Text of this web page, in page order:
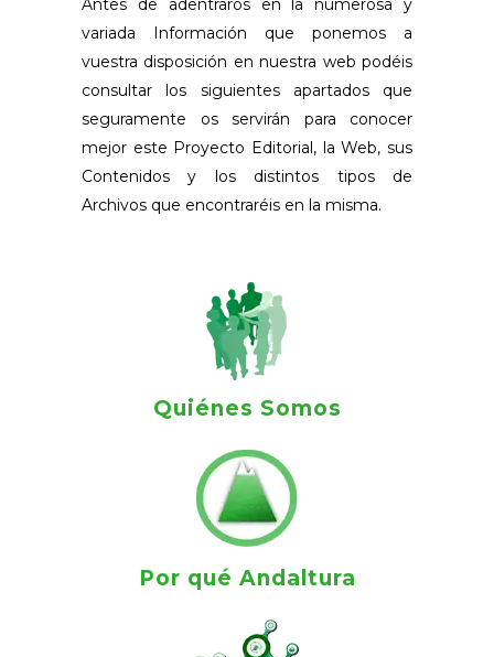
Antes de adentraros en la numerosa y
variada Información que ponemos a
vuestra disposición en nuestra web podéis
consultar los siguientes apartados que
seguramente os servirán para conocer
mejor este Proyecto Editorial, la Web, sus
Contenidos y los distintos tipos de
Archivos que encontraréis en la misma.
Quiénes Somos
Por qué Andaltura